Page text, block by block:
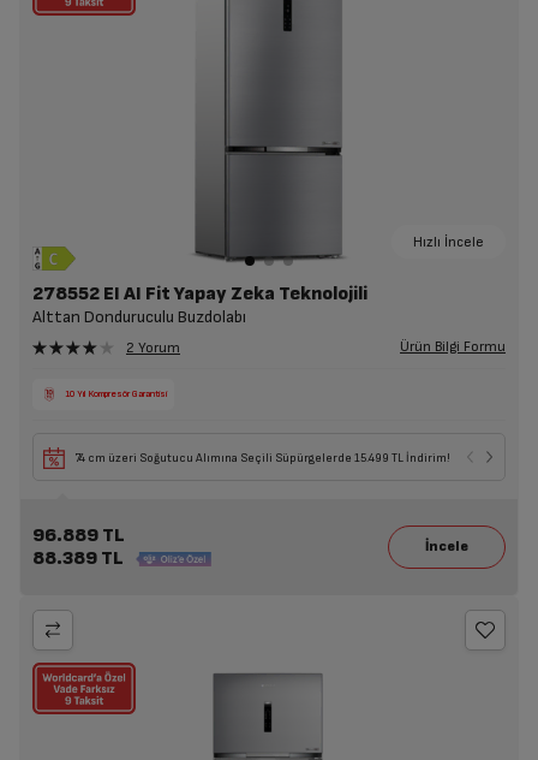
Hızlı İncele
278552 EI AI Fit Yapay Zeka Teknolojili
Alttan Donduruculu Buzdolabı
2 Yorum Ürün Bilgi Formu
10 Yıl Kompresör Garantisi
74 cm üzeri Soğutucu Alımına Seçili Süpürgelerde 15.499 TL İndirim!
96.889 TL
88.389 TL